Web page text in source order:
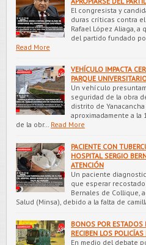
El congresista y
duras críticas contra
Rafael López Aliaga,
del partido fundado
Read More
VEHÍCULO IMPACTA
PARQUE
Un vehículo
seguridad de la obra
distrito de
aproximadamente a la
de la obr…
Read More
PACIENTE CON
HOSPITAL SERGIO
ATENCIÓN
Un paciente
que esperar
Bernales de Collique,
Salud (Minsa), debido a la falta de
BONOS POR ESTADOS
RECIBEN LOS POLICÍAS
En medio del debate